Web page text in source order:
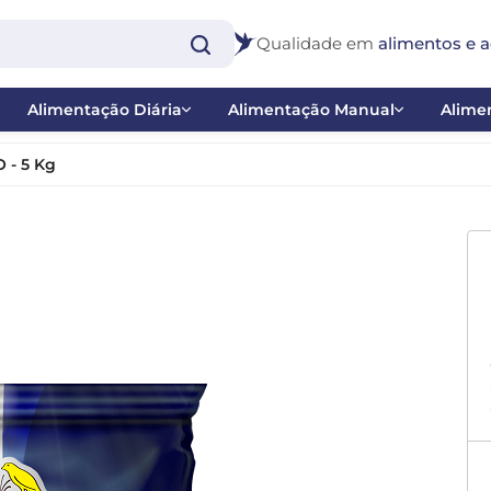
Qualidade em alimentos e
Alimentação Diária
Extrusadas
Alimentação Manual
- 5 Kg